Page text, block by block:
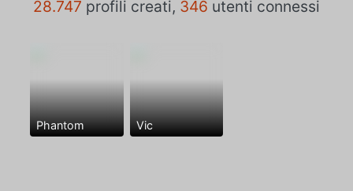
28.747 profili creati, 346 utenti connessi
Phantom Vic